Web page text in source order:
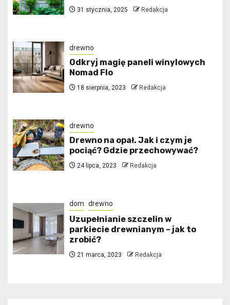
31 stycznia, 2025 Redakcja
drewno
Odkryj magię paneli winylowych
Nomad Flo
18 sierpnia, 2023 Redakcja
drewno
Drewno na opał. Jak i czym je
pociąć? Gdzie przechowywać?
24 lipca, 2023 Redakcja
dom drewno
Uzupełnianie szczelin w
parkiecie drewnianym – jak to
zrobić?
21 marca, 2023 Redakcja